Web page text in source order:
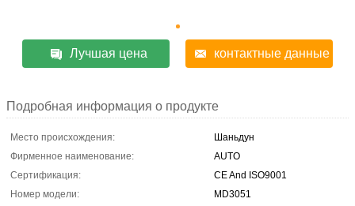
Лучшая цена контактные данные
Подробная информация о продукте
Место происхождения:
Шаньдун
Фирменное наименование:
AUTO
Сертификация:
CE And ISO9001
Номер модели:
MD3051